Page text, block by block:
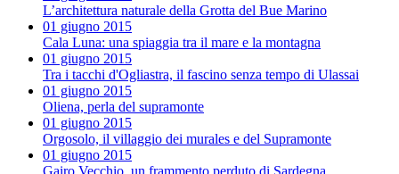
L’architettura naturale della Grotta del Bue Marino
01 giugno 2015
Cala Luna: una spiaggia tra il mare e la montagna
01 giugno 2015
Tra i tacchi d'Ogliastra, il fascino senza tempo di Ulassai
01 giugno 2015
Oliena, perla del supramonte
01 giugno 2015
Orgosolo, il villaggio dei murales e del Supramonte
01 giugno 2015